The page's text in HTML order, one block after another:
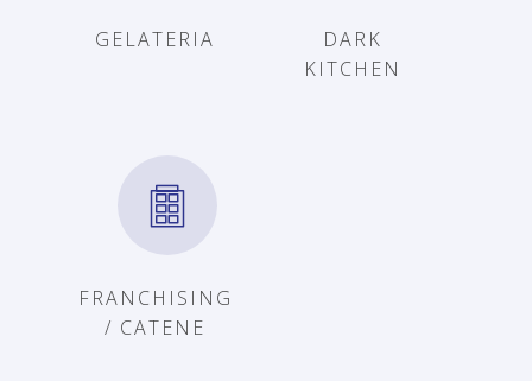
GELATERIA
DARK
KITCHEN
FRANCHISING
/ CATENE